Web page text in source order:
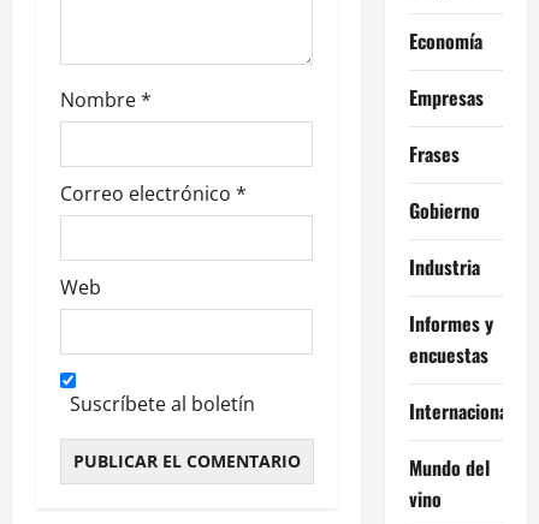
a
s
Nombre*
Correo electrónico *
Web
Suscríbete al boletín
Economía
Empresas
Frases
Gobierno
Industria
Informes y
encuestas
Internacional
Mundo del
vino